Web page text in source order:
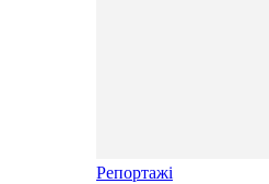
Репортажі